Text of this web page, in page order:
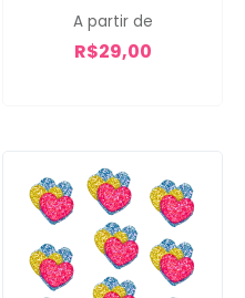
A partir de
R$29,00